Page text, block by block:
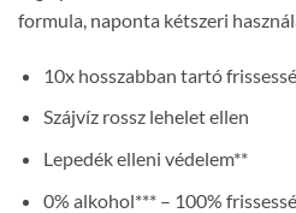
formula, naponta kétszeri
10x hosszabban tartó
Szájvíz rossz lehelet ellen
Lepedék elleni védelem**
0% alkohol*** – 100%